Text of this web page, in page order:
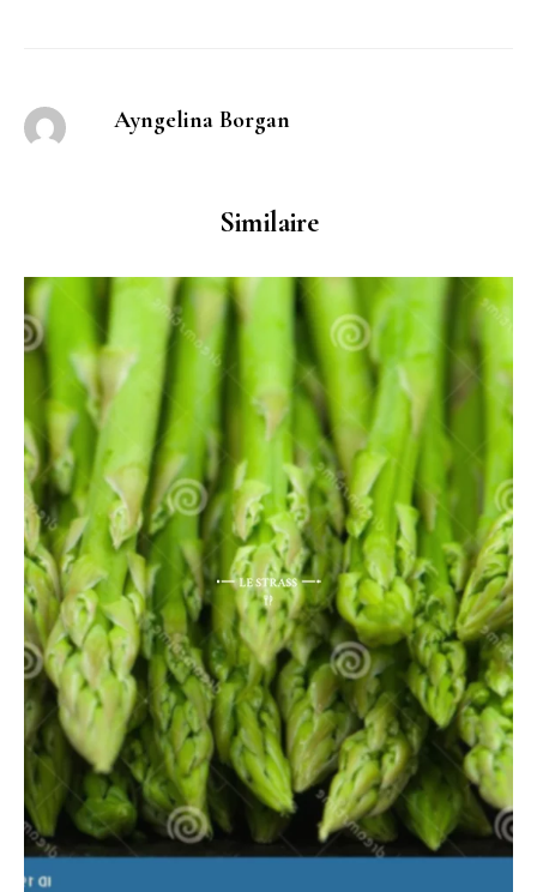
Ayngelina Borgan
Similaire